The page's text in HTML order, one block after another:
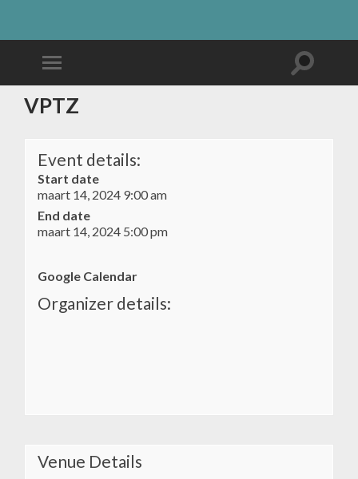
VPTZ
Event details:
Start date
maart 14, 2024 9:00 am
End date
maart 14, 2024 5:00 pm
Google Calendar
Organizer details:
Venue Details